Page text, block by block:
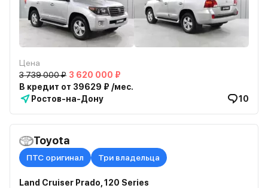
Цена
3 739 000 ₽ 3 620 000 ₽
В кредит от 39629 ₽ /мес.
Ростов-на-Дону
10
Toyota
ПТС оригинал Три владельца
Land Cruiser Prado, 120 Series